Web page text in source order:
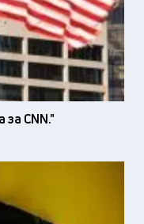
CNN."